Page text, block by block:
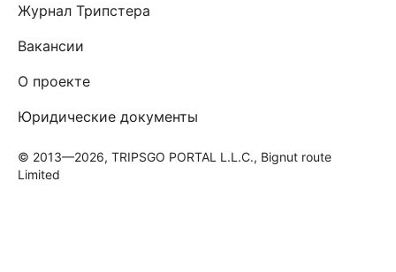
Журнал Трипстера
Вакансии
О проекте
Юридические документы
© 2013—2026, TRIPSGO PORTAL L.L.C., Bignut route
Limited